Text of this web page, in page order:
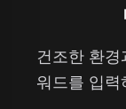
건조한 환
워드를 입력